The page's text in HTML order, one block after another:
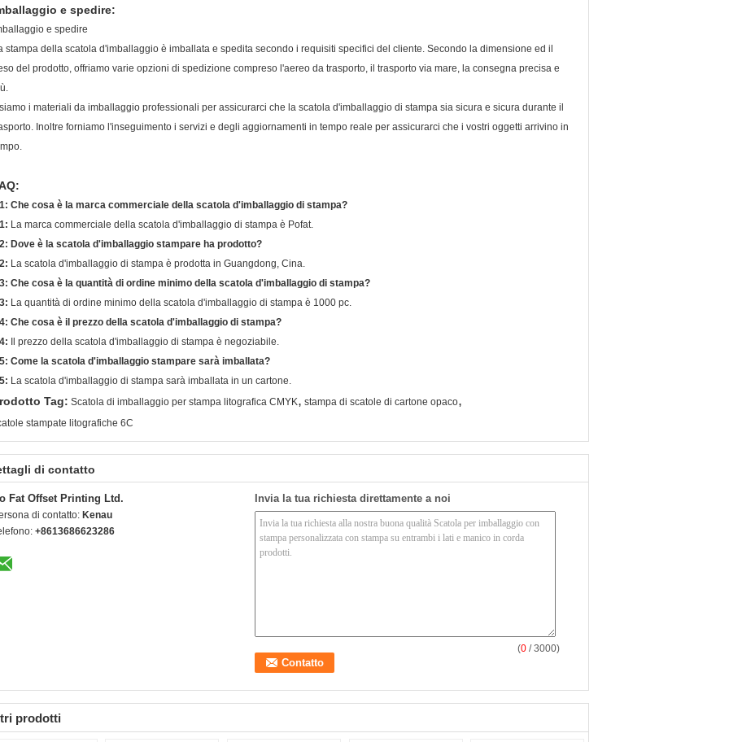
e spedire:
e spedire
stampa della scatola d'imballaggio è imballata e spedita secondo i requisiti specifici del cliente. Secondo la dimensione ed il
del prodotto, offriamo varie opzioni di spedizione compreso l'aereo da trasporto, il trasporto via mare, la consegna precisa e
i materiali da imballaggio professionali per assicurarci che la scatola d'imballaggio di stampa sia sicura e sicura durante il
Inoltre forniamo l'inseguimento i servizi e degli aggiornamenti in tempo reale per assicurarci che i vostri oggetti arrivino in
Che cosa è la marca commerciale della scatola d'imballaggio di stampa?
La marca commerciale della scatola d'imballaggio di stampa è Pofat.
Dove è la scatola d'imballaggio stampare ha prodotto?
La scatola d'imballaggio di stampa è prodotta in Guangdong, Cina.
Che cosa è la quantità di ordine minimo della scatola d'imballaggio di stampa?
La quantità di ordine minimo della scatola d'imballaggio di stampa è 1000 pc.
Che cosa è il prezzo della scatola d'imballaggio di stampa?
Il prezzo della scatola d'imballaggio di stampa è negoziabile.
Come la scatola d'imballaggio stampare sarà imballata?
La scatola d'imballaggio di stampa sarà imballata in un cartone.
Tag: Scatola di imballaggio per stampa litografica CMYK, stampa di scatole di cartone opaco,
stampate litografiche 6C
di contatto
Fat Offset Printing Ltd.
di contatto: Kenau
+8613686623286
Invia la tua richiesta direttamente a noi
(0 / 3000)
prodotti